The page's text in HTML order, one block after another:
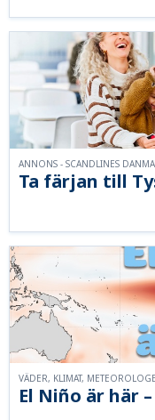
Ta färjan till
ANNONS - SCANDLINES
El Niño är här
VÄDER, KLIMAT,